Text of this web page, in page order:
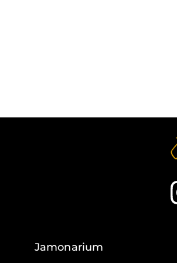
Jamonarium